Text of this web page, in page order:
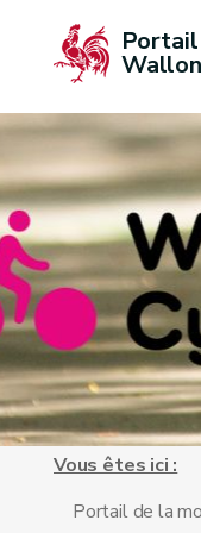
Vous êtes ici :
Portail de la